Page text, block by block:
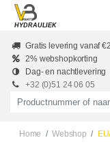
Skip to main content
HYDRAULIEK
Gratis levering vanaf
2% webshopkorting
Dag- en nachtlevering
+32 (0)51 24 06 05
Productnummer of naam
Home Webshop